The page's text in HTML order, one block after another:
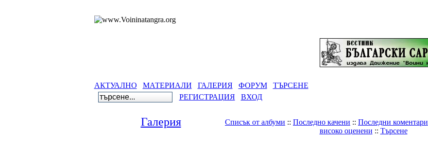
АКТУАЛНО МАТЕРИАЛИ ГАЛЕРИЯ ФОРУМ
ТЪРСЕНЕ
РЕГИСТРАЦИЯ
ВХОД
Галерия Списък от албуми :: Последно качени :: Последни коментари
високо оценени :: Търсене